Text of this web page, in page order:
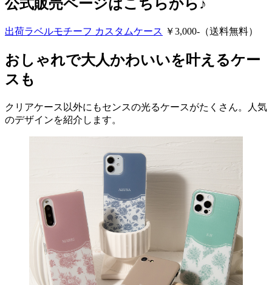
公式販売ページはこちらから♪
出荷ラベルモチーフ カスタムケース ￥3,000-（送料無料）
おしゃれで大人かわいいを叶えるケー
スも
クリアケース以外にもセンスの光るケースがたくさん。人気
のデザインを紹介します。